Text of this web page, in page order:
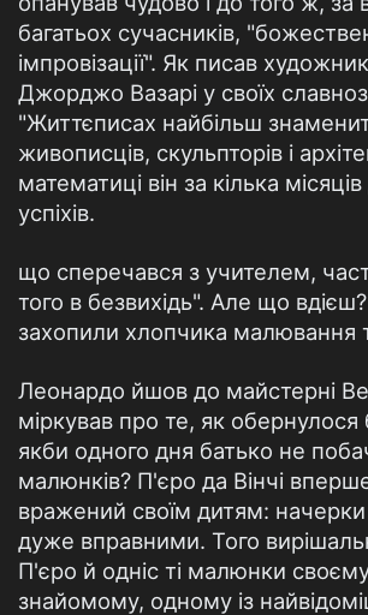
багатьох сучасників,
імпровізації". Як писав
Джорджо Вазарі у своїх
"Життєписах найбільш
живописців, скульпторів і
математиці він за кілька
успіхів.
що сперечався з учителем,
того в безвихідь". Але що
захопили хлопчика малювання
Леонардо йшов до майстерні
міркував про те, як обернулося
якби одного дня батько не
малюнків? П'єро да Вінчі
вражений своїм дитям:
дуже вправними. Того
П'єро й одніс ті малюнки
знайомому, одному із